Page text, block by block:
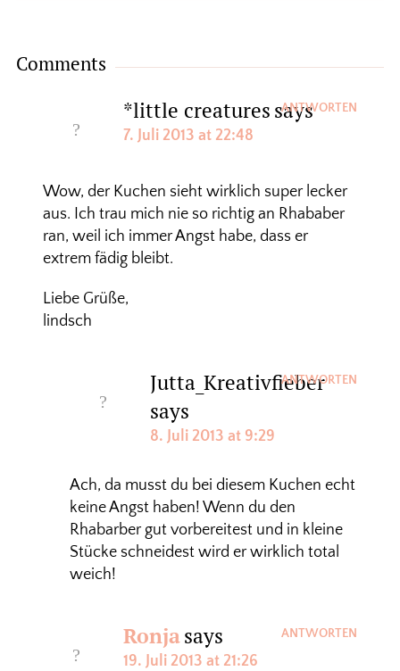
Comments
*little creaturessays
7. Juli 2013 at 22:48
Wow, der Kuchen sieht wirklich super lecker
aus. Ich trau mich nie so richtig an Rhababer
ran, weil ich immer Angst habe, dass er
extrem fädig bleibt.
Liebe Grüße,
lindsch
ANTWORTEN
Jutta_Kreativfieber
says
8. Juli 2013 at 9:29
Ach, da musst du bei diesem Kuchen echt
keine Angst haben! Wenn du den
Rhabarber gut vorbereitest und in kleine
Stücke schneidest wird er wirklich total
weich!
ANTWORTEN
Ronjasays
19. Juli 2013 at 21:26
ANTWORTEN